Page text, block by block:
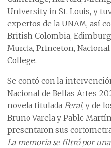
University in St. Louis, y
expertos de la UNAM, así
British Colombia,
Murcia, Princeton,
College.
Se contó con la
Nacional de Bellas Artes
novela titulada Feral, y de
Bruno Varela y Pablo
presentaron sus
La memoria se filtró por